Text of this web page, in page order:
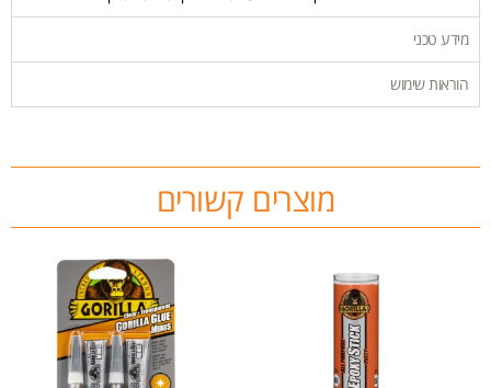
מידע טכני
הוראות שימוש
מוצרים קשורים